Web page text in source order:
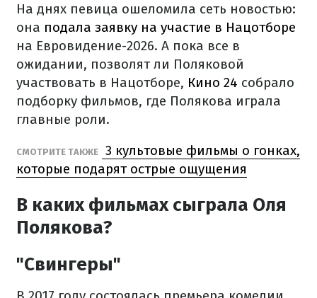
На днях певица ошеломила сеть новостью:
она подала заявку на участие в Нацотборе
на Евровидение-2026. А пока все в
ожидании, позволят ли Поляковой
участвовать в Нацотборе, Кино 24 собрало
подборку фильмов, где Полякова играла
главные роли.
СМОТРИТЕ ТАКЖЕ
3 культовые фильмы о гонках,
которые подарят острые ощущения
В каких фильмах сыграла Оля
Полякова?
"Свингеры"